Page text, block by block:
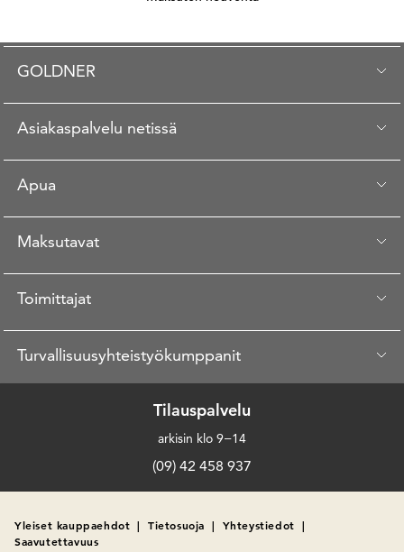
GOLDNER
Asiakaspalvelu netissä
Apua
Maksutavat
Toimittajat
Turvallisuusyhteistyökumppanit
Tilauspalvelu
arkisin klo 9−14
(09) 42 458 937
Yleiset kauppaehdot | Tietosuoja | Yhteystiedot |
Saavutettavuus